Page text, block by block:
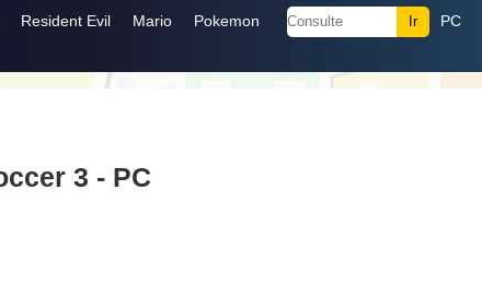
Resident Evil Mario Pokemon PC
3 - PC